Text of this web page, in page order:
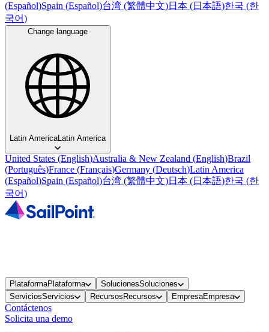
(Español)Spain (Español)台湾 (繁體中文)日本 (日本語)한국 (한
국어)
Change language
Latin AmericaLatin America
United States (English)Australia & New Zealand (English)Brazil
(Português)France (Français)Germany (Deutsch)Latin America
(Español)Spain (Español)台湾 (繁體中文)日本 (日本語)한국 (한
국어)
PlataformaPlataforma SolucionesSoluciones
ServiciosServicios Recursos Recursos EmpresaEmpresa
Contáctenos
Solicita una demo